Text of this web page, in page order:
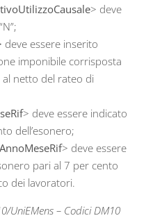
> deve
deve essere inserito
imponibile corrisposta
netto del rateo di
> deve essere indicato
dell’esonero;
> deve essere
pari al 7 per cento
dei lavoratori.
UniEMens – Codici DM10